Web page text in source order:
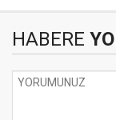
HABERE